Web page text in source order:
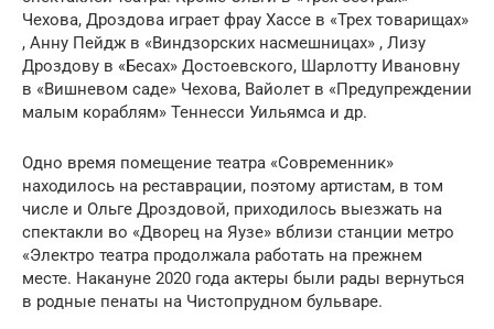
Чехова, Дроздова играет фрау Хассе в «Трех товарищах»
, Анну Пейдж в «Виндзорских насмешницах» , Лизу
Дроздову в «Бесах» Достоевского, Шарлотту Ивановну
в «Вишневом саде» Чехова, Вайолет в «Предупреждении
малым кораблям» Теннесси Уильямса и др.
Одно время помещение театра «Современник»
находилось на реставрации, поэтому артистам, в том
числе и Ольге Дроздовой, приходилось выезжать на
спектакли во «Дворец на Яузе» вблизи станции метро
«Электро театра продолжала работать на прежнем
месте. Накануне 2020 года актеры были рады вернуться
в родные пенаты на Чистопрудном бульваре.